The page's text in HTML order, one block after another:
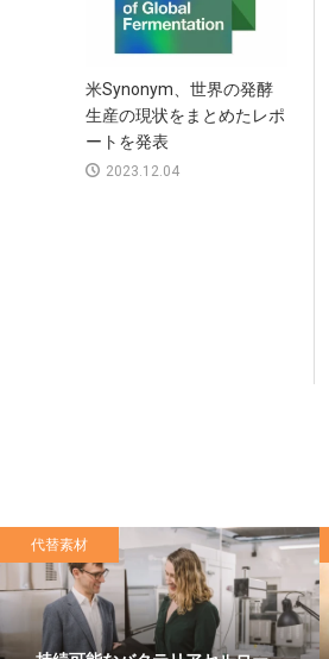
米Synonym、世界の発酵
生産の現状をまとめたレポ
ートを発表
2023.12.04
代替素材